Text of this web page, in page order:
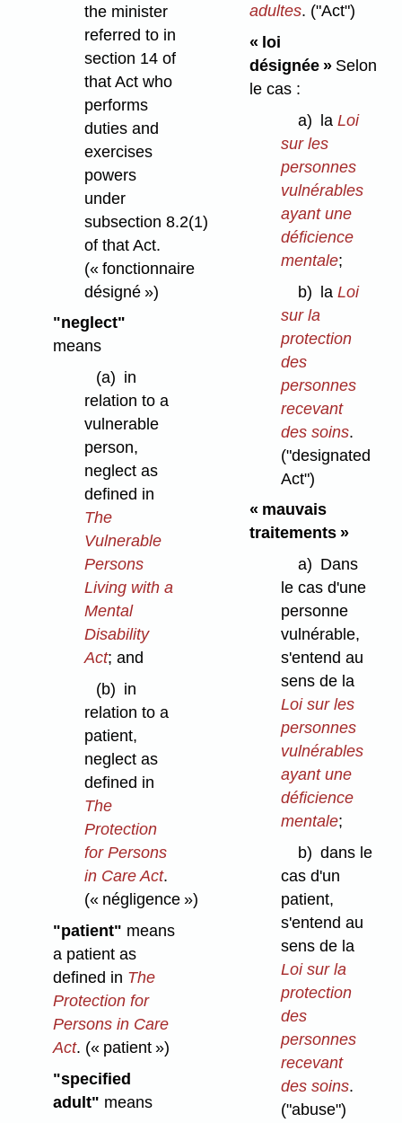
the minister
referred to in
section 14 of
that Act who
performs
duties and
exercises
powers
under
subsection 8.2(1)
of that Act.
(« fonctionnaire
désigné »)
"neglect"
means
(a) in
relation to a
vulnerable
person,
neglect as
defined in
The
Vulnerable
Persons
Living with a
Mental
Disability
Act; and
(b) in
relation to a
patient,
neglect as
defined in
The
Protection
for Persons
in Care Act.
(« négligence »)
"patient" means
a patient as
defined in The
Protection for
Persons in Care
Act. (« patient »)
"specified
adult" means
adultes. ("Act")
« loi
désignée »Selon
le cas :
a) la Loi
sur les
personnes
vulnérables
ayant une
déficience
mentale;
b) la Loi
sur la
protection
des
personnes
recevant
des soins.
("designated
Act")
« mauvais
traitements »
a) Dans
le cas d'une
personne
vulnérable,
s'entend au
sens de la
Loi sur les
personnes
vulnérables
ayant une
déficience
mentale;
b) dans le
cas d'un
patient,
s'entend au
sens de la
Loi sur la
protection
des
personnes
recevant
des soins.
("abuse")